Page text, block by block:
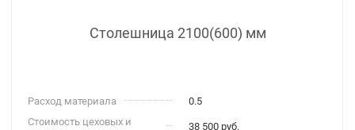
Столешница 2100(600) мм
Расход материала
0.5
Стоимость цеховых и
38 500 руб.